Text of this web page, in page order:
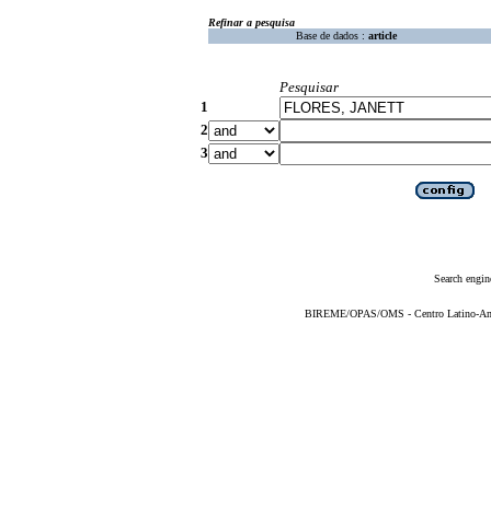
Refinar a pesquisa
Base de dados : article
Pesquisar
1
2
3
Search
BIREME/OPAS/OMS - Centro Latino-